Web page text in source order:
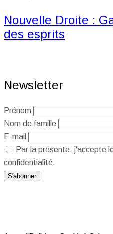
Nouvelle Droite :
des esprits
Newsletter
Prénom
Nom de famille
E-mail
Par la présente, j'accepte
confidentialité.